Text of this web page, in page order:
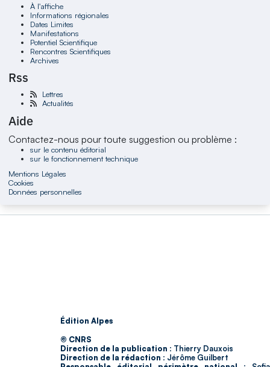
À l'affiche
Informations régionales
Dates Limites
Manifestations
Potentiel Scientifique
Rencontres Scientifiques
Archives
Rss
Lettres
Actualités
Aide
Contactez-nous pour toute suggestion ou problème :
sur le contenu éditorial
sur le fonctionnement technique
Mentions Légales
Cookies
Données personnelles
Édition Alpes
© CNRS
Direction de la publication : Thierry Dauxois
Direction de la rédaction : Jérôme Guilbert